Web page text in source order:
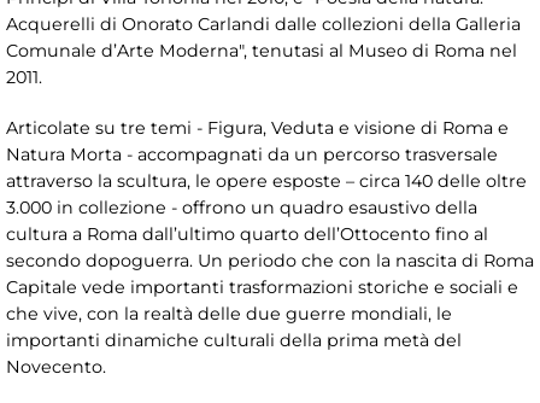
Acquerelli di Onorato Carlandi dalle collezioni della Galleria
Comunale d’Arte Moderna", tenutasi al Museo di Roma nel
2011.
Articolate su tre temi - Figura, Veduta e visione di Roma e
Natura Morta - accompagnati da un percorso trasversale
attraverso la scultura, le opere esposte – circa 140 delle oltre
3.000 in collezione - offrono un quadro esaustivo della
cultura a Roma dall’ultimo quarto dell’Ottocento fino al
secondo dopoguerra. Un periodo che con la nascita di Roma
Capitale vede importanti trasformazioni storiche e sociali e
che vive, con la realtà delle due guerre mondiali, le
importanti dinamiche culturali della prima metà del
Novecento.